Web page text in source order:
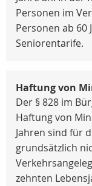
Personen im
Personen ab 60
Seniorentarife.
Haftung von
Der § 828 im
Haftung von
Jahren sind für
grundsätzlich
zehnten